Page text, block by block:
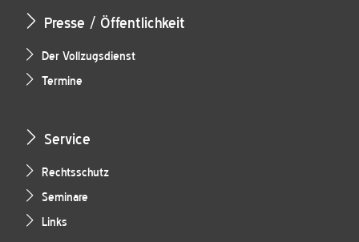
Presse / Öffentlichkeit
Der Vollzugsdienst
Termine
Service
Rechtsschutz
Seminare
Links